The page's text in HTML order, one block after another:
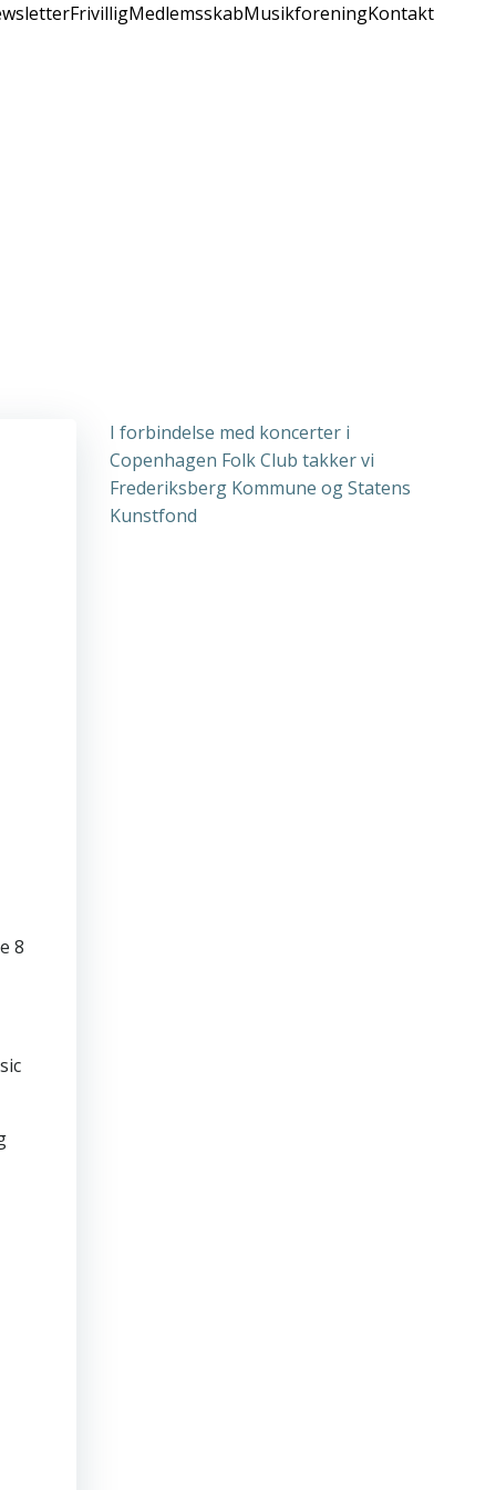
FrivilligMedlemsskabMusikforeningKontakt
8
I forbindelse med koncerter i
Copenhagen Folk Club takker vi
Frederiksberg Kommune og Statens
Kunstfond